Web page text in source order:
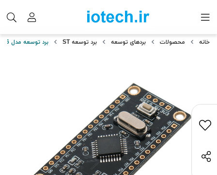
خانه محصولات بردهای توسعه برد توسعه ST برد توسعه مدل STM8S105K4T6